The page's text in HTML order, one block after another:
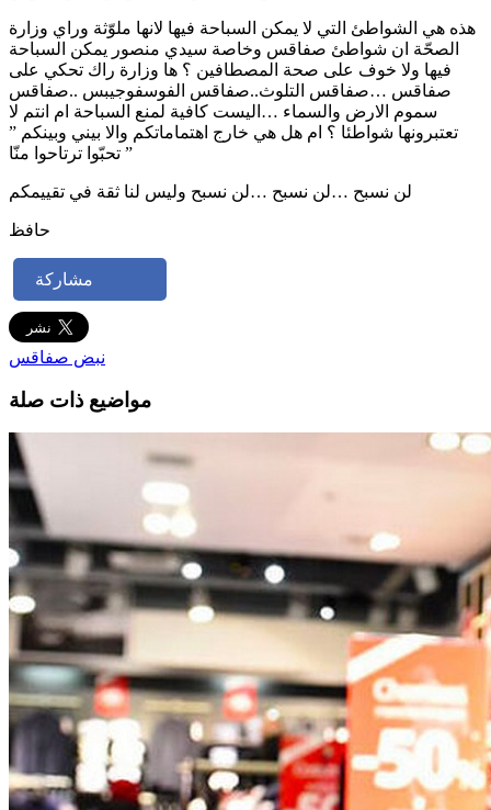
هذه هي الشواطئ التي لا يمكن السباحة فيها لانها ملوّثة وراي وزارة
الصحّة ان شواطئ صفاقس وخاصة سيدي منصور يمكن السباحة
فيها ولا خوف على صحة المصطافين ؟ ها وزارة راك تحكي على
صفاقس …صفاقس التلوث..صفاقس الفوسفوجيبس ..صفاقس
سموم الارض والسماء …اليست كافية لمنع السباحة ام انتم لا
تعتبرونها شواطئا ؟ ام هل هي خارج اهتماماتكم والا بيني وبينكم ”
تحبّوا ترتاحوا منّا ”
لن نسبح …لن نسبح …لن نسبح وليس لنا ثقة في تقييمكم
حافظ
مشاركة
نبض صفاقس
مواضيع ذات صلة